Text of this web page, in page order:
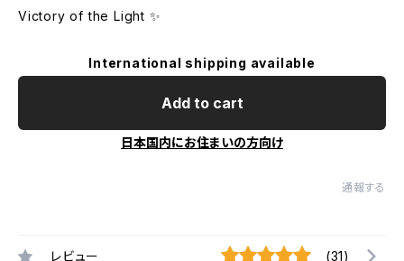
Victory of the Light ✨
International shipping available
Add to cart
日本国内にお住まいの方向け
通報する
レビュー (31)